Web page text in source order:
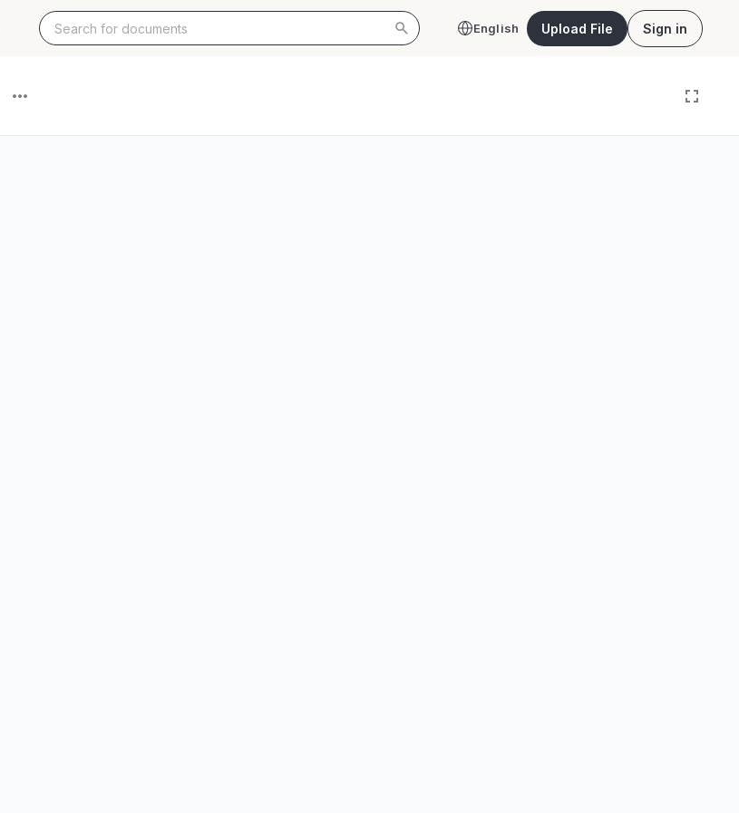
English Upload File Sign in